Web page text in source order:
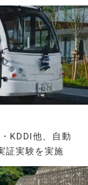
KDDI他、自動
証実験を実施